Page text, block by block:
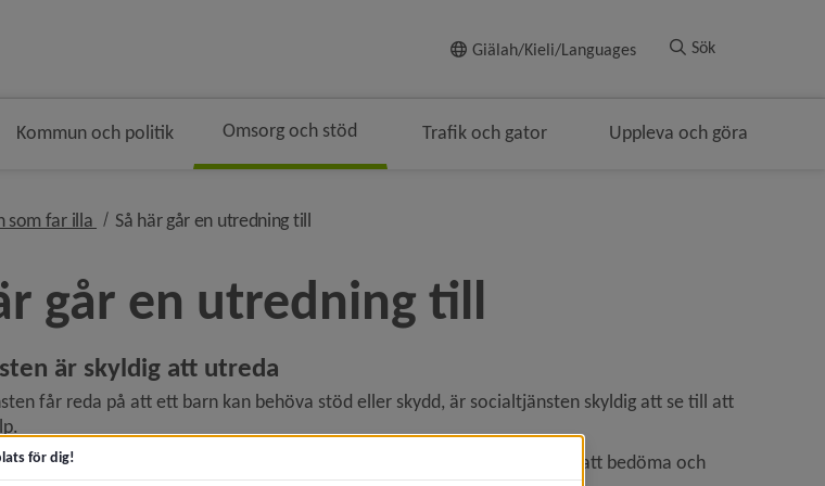
Giälah/Kieli/Languages Sök
Kommun och politik Omsorg och stöd Trafik och gator Uppleva och göra
som far illa nivå i brödsmulenavigeringen
Så här går en utredning tillnivå i brödsmulenavigeringen
går en utredning till
är skyldig att utreda
får reda på att ett barn kan behöva stöd eller skydd, är socialtjänsten skyldig att se till att
i en första kontakt vara uppenbart. Ibland kan behovet vara svårare att bedöma och
för dig!